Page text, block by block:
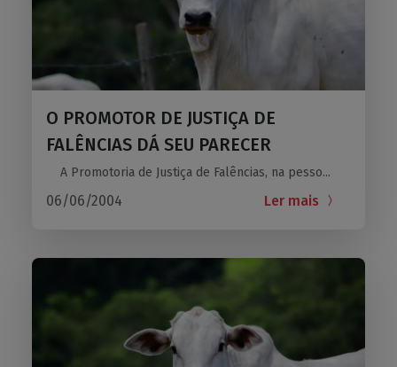
O PROMOTOR DE JUSTIÇA DE
FALÊNCIAS DÁ SEU PARECER
A Promotoria de Justiça de Falências, na pesso...
06/06/2004 Ler mais